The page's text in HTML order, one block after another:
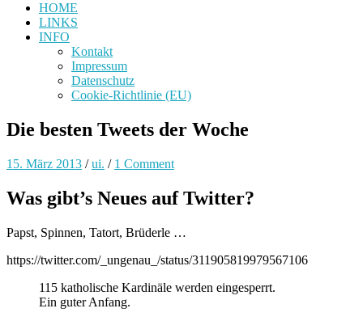
HOME
LINKS
INFO
Kontakt
Impressum
Datenschutz
Cookie-Richtlinie (EU)
Die besten Tweets der Woche
15. März 2013 /ui. / 1 Comment
Was gibt’s Neues auf Twitter?
Papst, Spinnen, Tatort, Brüderle …
https://twitter.com/_ungenau_/status/311905819979567106
115 katholische Kardinäle werden eingesperrt.
Ein guter Anfang.